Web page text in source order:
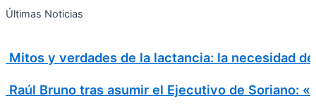
Ir
Últimas Noticias
Mitos y verdades de la lactancia: la necesidad
Raúl Bruno tras asumir el Ejecutivo de Soriano:
Search